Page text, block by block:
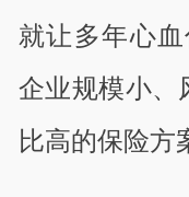
就让多年心
企业规模小、
比高的保险方